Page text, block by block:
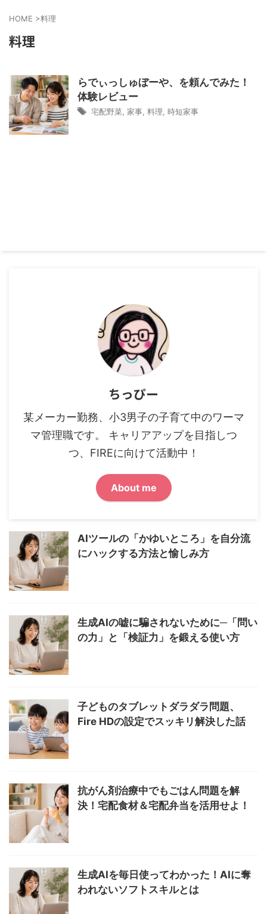
HOME >料理
料理
らでぃっしゅぼーや、を頼んでみた！
体験レビュー
宅配野菜 家事 料理 時短家事
ちっぴー
某メーカー勤務、小3男子の子育て中のワーマ
マ管理職です。 キャリアアップを目指しつ
つ、FIREに向けて活動中！
About me
AIツールの「かゆいところ」を自分流
にハックする方法と愉しみ方
生成AIの嘘に騙されないために─「問い
の力」と「検証力」を鍛える使い方
子どものタブレットダラダラ問題、
Fire HDの設定でスッキリ解決した話
抗がん剤治療中でもごはん問題を解
決！宅配食材＆宅配弁当を活用せよ！
生成AIを毎日使ってわかった！AIに奪
われないソフトスキルとは